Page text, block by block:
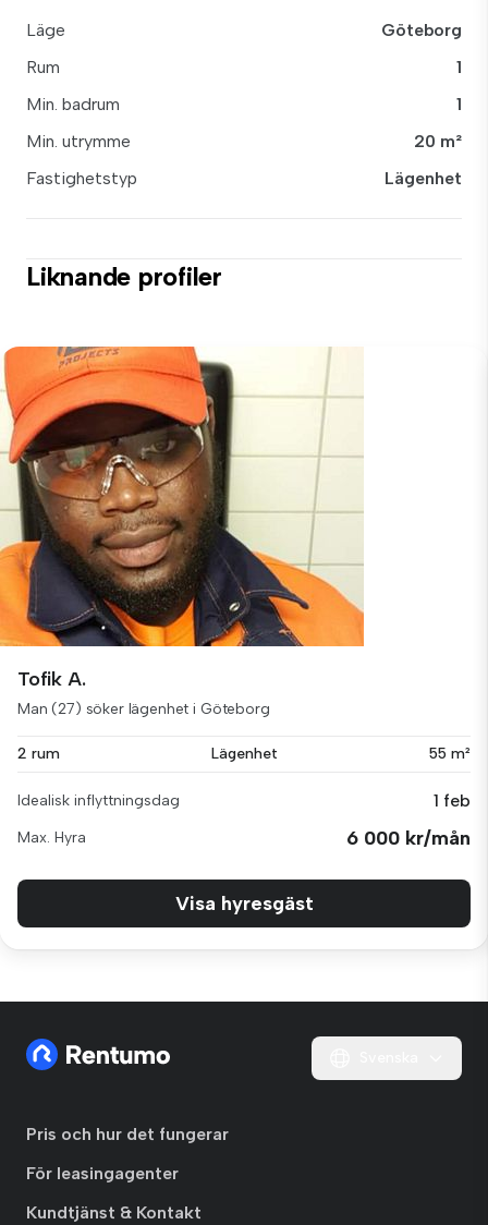
Läge
Göteborg
Rum
1
Min. badrum
1
Min. utrymme
20 m²
Fastighetstyp
Lägenhet
Liknande profiler
Tofik A.
Man (27) söker lägenhet i Göteborg
2 rum Lägenhet 55 m²
Idealisk inflyttningsdag 1 feb
Max. Hyra 6 000 kr/mån
Visa hyresgäst
Pris och hur det fungerar
För leasingagenter
Kundtjänst & Kontakt